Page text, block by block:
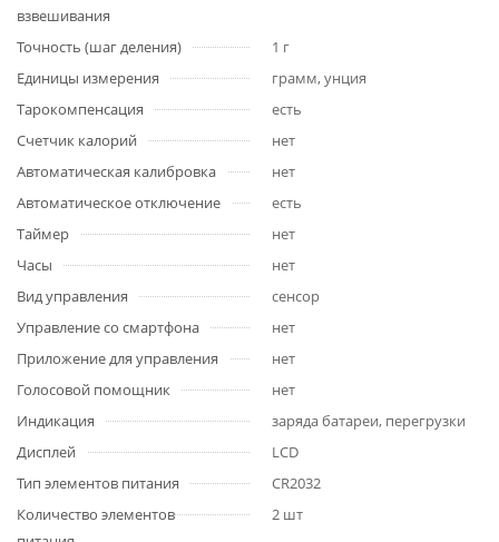
взвешивания
Точность (шаг деления)
1 г
Единицы измерения
грамм, унция
Тарокомпенсация
есть
Счетчик калорий
нет
Автоматическая калибровка
нет
Автоматическое отключение
есть
Таймер
нет
Часы
нет
Вид управления
сенсор
Управление со смартфона
нет
Приложение для управления
нет
Голосовой помощник
нет
Индикация
заряда батареи, перегрузки
Дисплей
LCD
Тип элементов питания
CR2032
Количество элементов
2 шт